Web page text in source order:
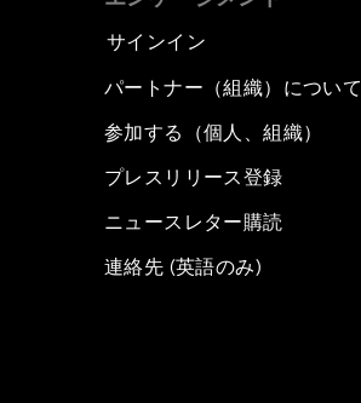
サインイン
パートナー（組織）について
参加する（個人、組織）
プレスリリース登録
ニュースレター購読
連絡先 (英語のみ)